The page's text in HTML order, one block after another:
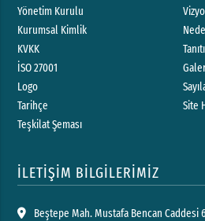
Yönetim Kurulu
Kurumsal Kimlik
KVKK
İSO 27001
Logo
Tarihçe
Teşkilat Şeması
Site
İLETİŞİM BİLGİLERİMİZ
Beştepe Mah. Mustafa Bencan Caddesi